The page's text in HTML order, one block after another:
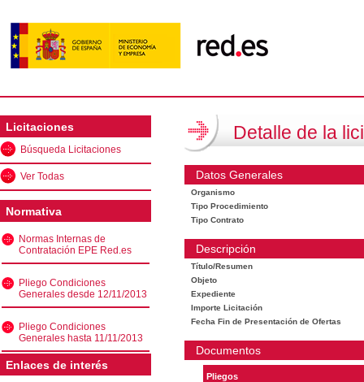
Licitaciones
Búsqueda Licitaciones
Ver Todas
Normativa
Normas Internas de
Contratación EPE Red.es
Pliego Condiciones
Generales desde 12/11/2013
Pliego Condiciones
Generales hasta 11/11/2013
Enlaces de interés
Detalle de la
Datos Generales
Organismo
Tipo Procedimiento
Tipo Contrato
Descripción
Título/Resumen
Objeto
Expediente
Importe Licitación
Fecha Fin de Presentación de Ofertas
Documentos
Pliegos